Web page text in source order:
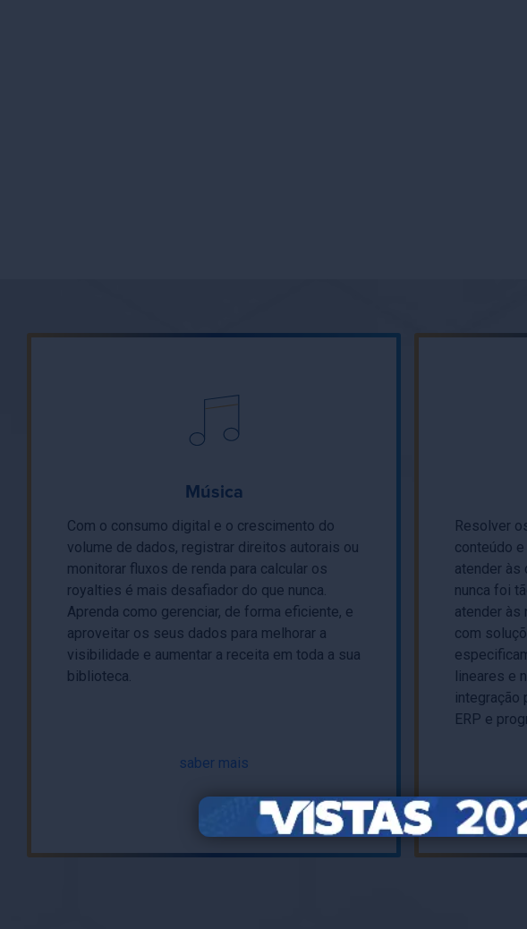
Música
Com o consumo digital e o crescimento do
volume de dados, registrar direitos autorais ou
monitorar fluxos de renda para calcular os
royalties é mais desafiador do que nunca.
Aprenda como gerenciar, de forma eficiente, e
aproveitar os seus dados para melhorar a
visibilidade e aumentar a receita em toda a sua
biblioteca.
saber mais
Resolver
conteúdo
atender às
nunca foi
atender às
com
lineares e
integração
ERP e